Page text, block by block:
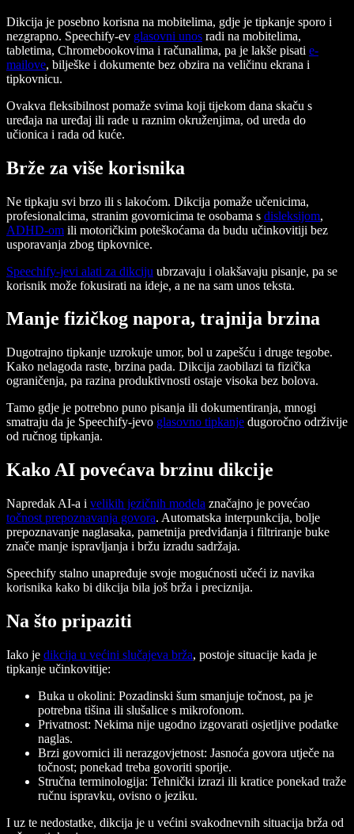
Dikcija je posebno korisna na mobitelima, gdje je tipkanje sporo i
nezgrapno. Speechify-ev glasovni unos radi na mobitelima,
tabletima, Chromebookovima i računalima, pa je lakše pisati e-
mailove, bilješke i dokumente bez obzira na veličinu ekrana i
tipkovnicu.
Ovakva fleksibilnost pomaže svima koji tijekom dana skaču s
uređaja na uređaj ili rade u raznim okruženjima, od ureda do
učionica i rada od kuće.
Brže za više korisnika
Ne tipkaju svi brzo ili s lakoćom. Dikcija pomaže učenicima,
profesionalcima, stranim govornicima te osobama s disleksijom,
ADHD-om ili motoričkim poteškoćama da budu učinkovitiji bez
usporavanja zbog tipkovnice.
Speechify-jevi alati za dikciju ubrzavaju i olakšavaju pisanje, pa se
korisnik može fokusirati na ideje, a ne na sam unos teksta.
Manje fizičkog napora, trajnija brzina
Dugotrajno tipkanje uzrokuje umor, bol u zapešću i druge tegobe.
Kako nelagoda raste, brzina pada. Dikcija zaobilazi ta fizička
ograničenja, pa razina produktivnosti ostaje visoka bez bolova.
Tamo gdje je potrebno puno pisanja ili dokumentiranja, mnogi
smatraju da je Speechify-jevo glasovno tipkanje dugoročno održivije
od ručnog tipkanja.
Kako AI povećava brzinu dikcije
Napredak AI-a i velikih jezičnih modela značajno je povećao
točnost prepoznavanja govora. Automatska interpunkcija, bolje
prepoznavanje naglasaka, pametnija predviđanja i filtriranje buke
znače manje ispravljanja i bržu izradu sadržaja.
Speechify stalno unapređuje svoje mogućnosti učeći iz navika
korisnika kako bi dikcija bila još brža i preciznija.
Na što pripaziti
Iako je dikcija u većini slučajeva brža, postoje situacije kada je
tipkanje učinkovitije:
Buka u okolini: Pozadinski šum smanjuje točnost, pa je
potrebna tišina ili slušalice s mikrofonom.
Privatnost: Nekima nije ugodno izgovarati osjetljive podatke
naglas.
Brzi govornici ili nerazgovjetnost: Jasnoća govora utječe na
točnost; ponekad treba govoriti sporije.
Stručna terminologija: Tehnički izrazi ili kratice ponekad traže
ručnu ispravku, ovisno o jeziku.
I uz te nedostatke, dikcija je u većini svakodnevnih situacija brža od